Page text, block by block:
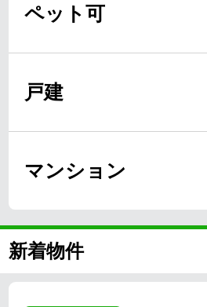
ペット可
戸建
マンション
新着物件